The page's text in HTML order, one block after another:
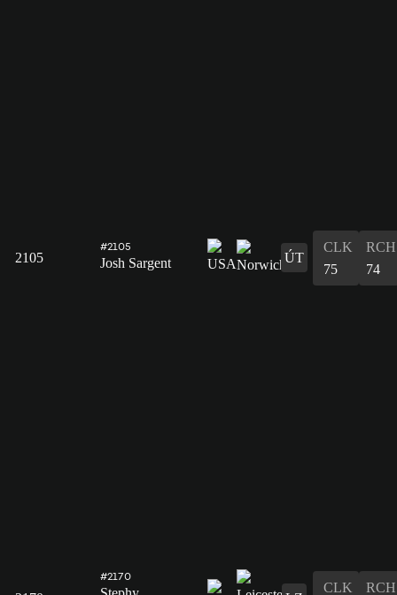
2105
#2105
Josh Sargent ÚT
CLK
75
RCH
74
#2170
CLK
RCH